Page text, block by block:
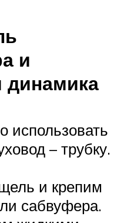
и
динамика
использовать
– трубку.
и крепим
сабвуфера.